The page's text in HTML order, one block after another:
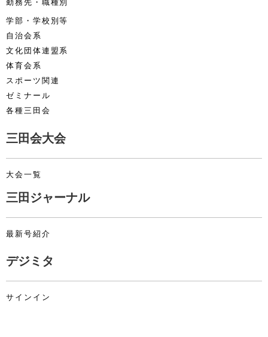
勤務先・職種別
学部・学校別等
自治会系
文化団体連盟系
体育会系
スポーツ関連
ゼミナール
各種三田会
三田会大会
大会一覧
三田ジャーナル
最新号紹介
デジミタ
サインイン